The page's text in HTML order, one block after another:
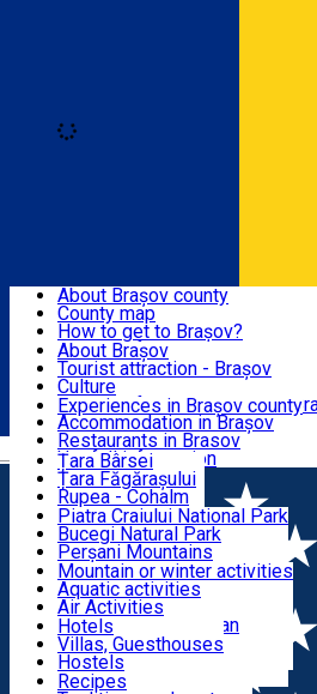
Română
BRAȘOV
EXPERIENCES
DESTINATIONS
NATURE
ACTIVE TOURISM
ACCOMMODATION
CULTURAL HERITAGE
About Brașov county
County map
How to get to Brașov?
Tourist Information Centers
Tourist Guides
Brașov Tourism
Historical tourist attractions
What would a local
Tourism news Brașov
Restaurants
About Brașov
Tourist attraction - Brașov
Culture
Tourist Information Center -
Accommodation in Brașov
Restaurants in Brasov
Usefull information
Experiences in Brașov county
Țara Bârsei
Țara Făgărașului
Rupea - Cohalm
ECO Destinations
Piatra Craiului National Park
Bucegi Natural Park
Perșani Mountains
Făgăraș Mountains
Postăvarul Peak
Măgura Codlei
Ciucaș Mountains
Protected areas
Other natural attractions
Speoturism
Mountain or winter activities
Aquatic activities
Air Activities
Adventure, Equestrian
Cycling, Running
Other activities
Hotels
Villas, Guesthouses
Hostels
Cottages
Recipes